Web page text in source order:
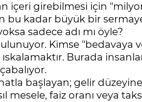
içeri girebilmesi için
bu kadar büyük bir
sadece adı mı öyle?
Kimse "bedavaya
Burada
başlayan; gelir
faiz oranı veya